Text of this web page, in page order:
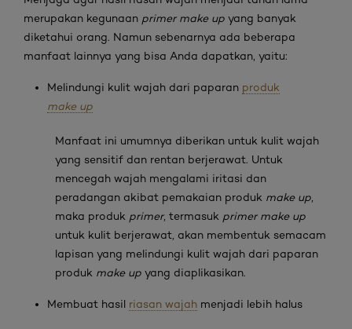
merupakan kegunaan primer make up yang banyak
diketahui orang. Namun sebenarnya ada beberapa
manfaat lainnya yang bisa Anda dapatkan, yaitu:
Melindungi kulit wajah dari paparan produk
make up
Manfaat ini umumnya diberikan untuk kulit wajah
yang sensitif dan rentan berjerawat. Untuk
mencegah wajah mengalami iritasi dan
peradangan akibat pemakaian produk make up
maka produk primer, termasuk primer make up
untuk kulit berjerawat, akan membentuk semacam
lapisan yang melindungi kulit wajah dari paparan
produk make up yang diaplikasikan.
Membuat hasil riasan wajah menjadi lebih halus